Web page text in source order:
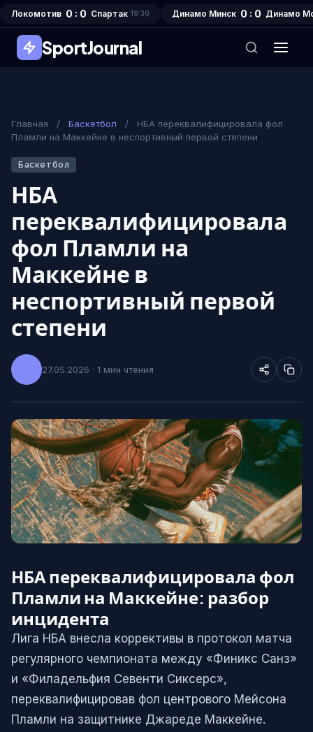
Локомотив 0 : 0 Спартак 19:30 Динамо Минск 0 : 0 Динамо
SportJournal
Главная / Баскетбол /
НБА переквалифицировала фол
Пламли на Маккейне в неспортивный первой степени
Баскетбол
НБА
переквалифицировала
фол Пламли на
Маккейне в
неспортивный первой
степени
27.05.2026 · 1 мин чтения
НБА переквалифицировала фол
Пламли на Маккейне: разбор
инцидента
Лига НБА внесла коррективы в протокол матча
регулярного чемпионата между «Финикс Санз»
и «Филадельфия Севенти Сиксерс»,
переквалифицировав фол центрового Мейсона
Пламли на защитнике Джареде Маккейне.